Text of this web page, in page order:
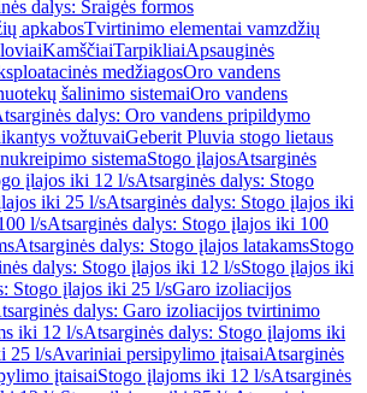
dalys: Sraigės formos
apkabosTvirtinimo elementai vamzdžių
KamščiaiTarpikliaiApsauginės
medžiagosOro vandens
šalinimo sistemaiOro vandens
dalys: Oro vandens pripildymo
vožtuvaiGeberit Pluvia stogo lietaus
sistemaStogo įlajosAtsarginės
įlajos iki 12 l/sAtsarginės dalys: Stogo
iki 25 l/sAtsarginės dalys: Stogo įlajos iki
l/sAtsarginės dalys: Stogo įlajos iki 100
Atsarginės dalys: Stogo įlajos latakamsStogo
dalys: Stogo įlajos iki 12 l/sStogo įlajos iki
Stogo įlajos iki 25 l/sGaro izoliacijos
dalys: Garo izoliacijos tvirtinimo
iki 12 l/sAtsarginės dalys: Stogo įlajoms iki
25 l/sAvariniai persipylimo įtaisaiAtsarginės
įtaisaiStogo įlajoms iki 12 l/sAtsarginės